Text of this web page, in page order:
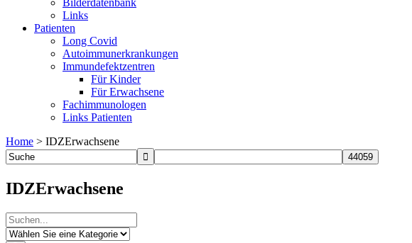
Bilderdatenbank
Links
Patienten
Long Covid
Autoimmunerkrankungen
Immundefektzentren
Für Kinder
Für Erwachsene
Fachimmunologen
Links Patienten
Home > IDZErwachsene
IDZErwachsene